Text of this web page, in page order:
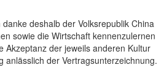
deshalb der Volksrepublik China
sowie die Wirtschaft kennenzulernen
Akzeptanz der jeweils anderen Kultur
der Vertragsunterzeichnung.